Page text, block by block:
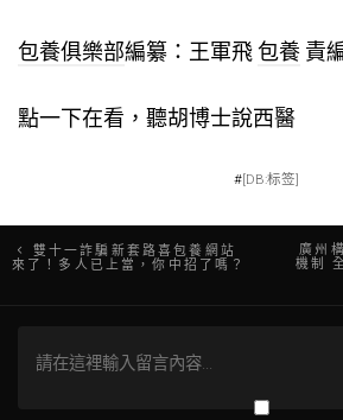
包養俱樂部編纂：王軍飛包養 責
點一下在看，聽胡博士說西醫
#[DB:标签]
文
導
雙十一詐騙新套路喜包養網站
來了！多人已上當，你中招了嗎？
廣州
機制